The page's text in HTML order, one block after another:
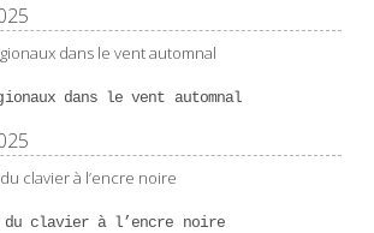
dans le vent automnal
du clavier à l’encre noire